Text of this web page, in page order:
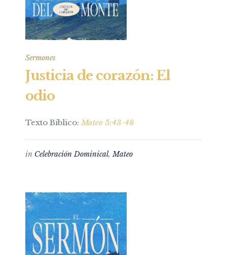
Sermones
Justicia de corazón: El
odio
Texto Bíblico:Mateo 5:43-48
in Celebración Dominical,Mateo